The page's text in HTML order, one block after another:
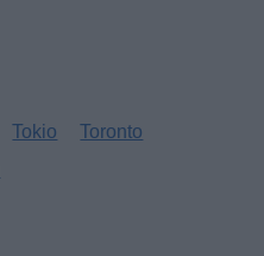
Tokio
Toronto